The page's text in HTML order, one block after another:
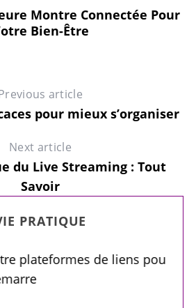
Montre Connectée Pour
Bien-Être
article
pour mieux s’organiser
Next article
du Live Streaming : Tout
Savoir
PRATIQUE